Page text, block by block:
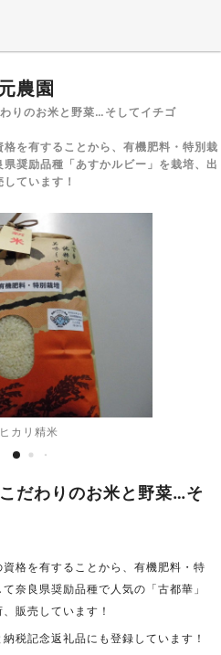
農園
りのお米と野菜…そしてイチゴ
を有することから、有機肥料・特別栽
奨励品種「あすかルビー」を栽培、出
ています！
カリ精米
だわりのお米と野菜…そ
格を有することから、有機肥料・特
奈良県奨励品種で人気の「古都華」
販売しています！
税記念返礼品にも登録しています！